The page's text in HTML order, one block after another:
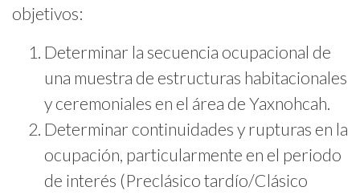
objetivos:
Determinar la secuencia ocupacional de
una muestra de estructuras habitacionales
y ceremoniales en el área de Yaxnohcah.
Determinar continuidades y rupturas en la
ocupación, particularmente en el periodo
de interés (Preclásico tardío/Clásico